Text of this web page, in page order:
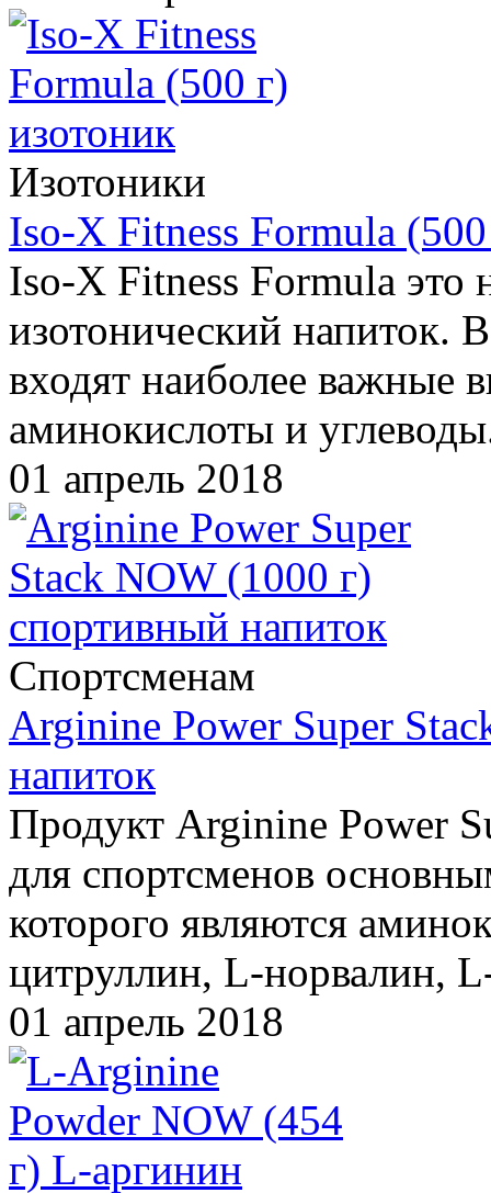
Изотоники
Iso-X Fitness Formula
Iso-X Fitness Formula
изотонический напиток.
входят наиболее важные
аминокислоты и
01 апрель 2018
Спортсменам
Arginine Power Super
напиток
Продукт Arginine Power
для спортсменов
которого являются
цитруллин, L-норвалин,
01 апрель 2018